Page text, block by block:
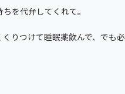
を代弁してくれて。
りつけて睡眠薬飲んで、でも